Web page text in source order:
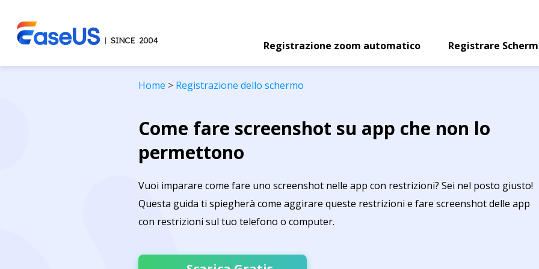
Registrazione zoom automatico Registrare
Home > Registrazione dello schermo
Come fare screenshot su app che non lo
permettono
Vuoi imparare come fare uno screenshot nelle app con restrizioni? Sei nel posto giusto!
Questa guida ti spiegherà come aggirare queste restrizioni e fare screenshot delle app
con restrizioni sul tuo telefono o computer.